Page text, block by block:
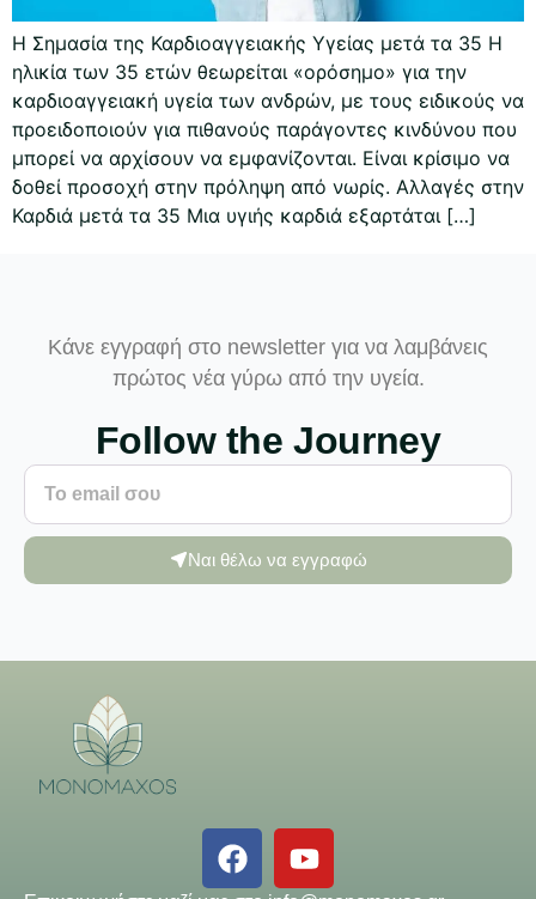
Η Σημασία της Καρδιοαγγειακής Υγείας μετά τα 35 Η
ηλικία των 35 ετών θεωρείται «ορόσημο» για την
καρδιοαγγειακή υγεία των ανδρών, με τους ειδικούς να
προειδοποιούν για πιθανούς παράγοντες κινδύνου που
μπορεί να αρχίσουν να εμφανίζονται. Είναι κρίσιμο να
δοθεί προσοχή στην πρόληψη από νωρίς. Αλλαγές στην
Καρδιά μετά τα 35 Μια υγιής καρδιά εξαρτάται […]
Κάνε εγγραφή στο newsletter για να λαμβάνεις
πρώτος νέα γύρω από την υγεία.
Follow the Journey
Ναι θέλω να εγγραφώ